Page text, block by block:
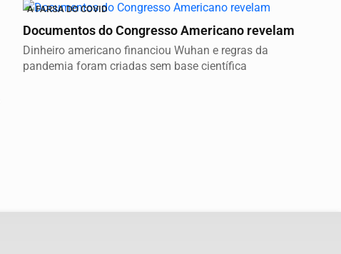
A FARSA DO COVID
Documentos do Congresso Americano revelam
Dinheiro americano financiou Wuhan e regras da
pandemia foram criadas sem base científica